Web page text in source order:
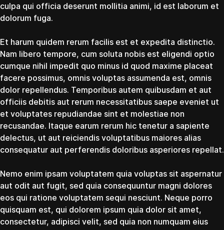
culpa qui officia deserunt mollitia animi, id est laborum et
dolorum fuga.
Et harum quidem rerum facilis est et expedita distinctio.
Nam libero tempore, cum soluta nobis est eligendi optio
cumque nihil impedit quo minus id quod maxime placeat
facere possimus, omnis voluptas assumenda est, omnis
dolor repellendus. Temporibus autem quibusdam et aut
officiis debitis aut rerum necessitatibus saepe eveniet ut
et voluptates repudiandae sint et molestiae non
recusandae. Itaque earum rerum hic tenetur a sapiente
delectus, ut aut reiciendis voluptatibus maiores alias
consequatur aut perferendis doloribus asperiores repellat.
Nemo enim ipsam voluptatem quia voluptas sit aspernatur
aut odit aut fugit, sed quia consequuntur magni dolores
eos qui ratione voluptatem sequi nesciunt. Neque porro
quisquam est, qui dolorem ipsum quia dolor sit amet,
consectetur, adipisci velit, sed quia non numquam eius